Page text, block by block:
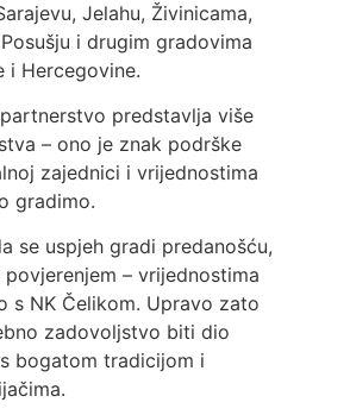
Jelahu, Živinicama,
i drugim gradovima
i Hercegovine.
predstavlja više
– ono je znak podrške
zajednici i vrijednostima
gradimo.
se uspjeh gradi predanošću,
– vrijednostima
s NK Čelikom. Upravo zato
zadovoljstvo biti dio
bogatom tradicijom i